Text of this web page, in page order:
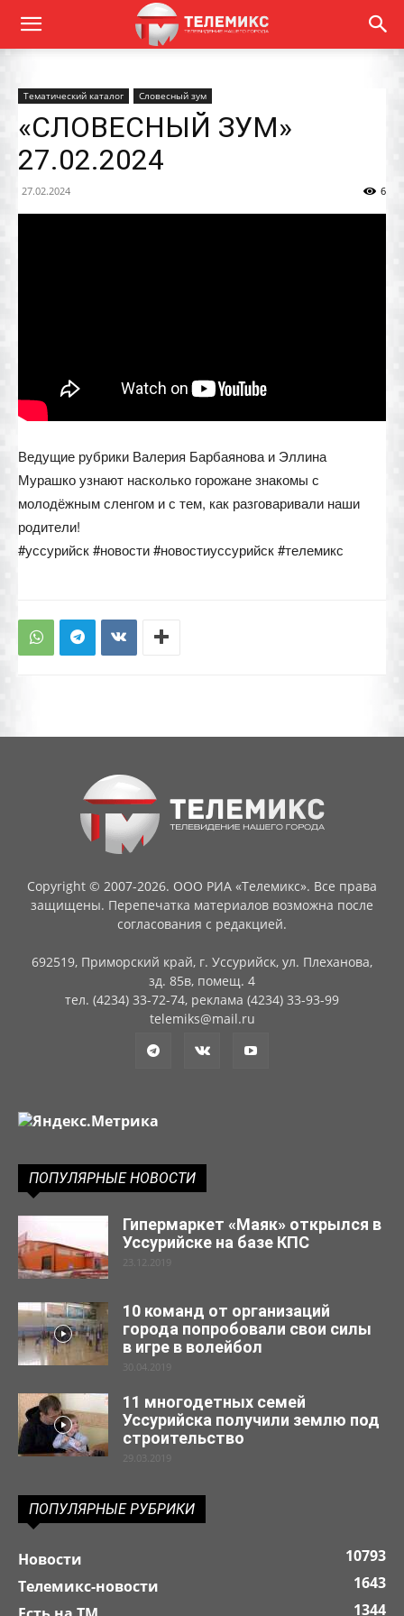
Тематический каталог Словесный зум
«СЛОВЕСНЫЙ ЗУМ»
27.02.2024
27.02.2024 6
Ведущие рубрики Валерия Барбаянова и Эллина
Мурашко узнают насколько горожане знакомы с
молодёжным сленгом и с тем, как разговаривали наши
родители!
#уссурийск #новости #новостиуссурийск #телемикс
Copyright © 2007-2026. ООО РИА «Телемикс». Все права
защищены. Перепечатка материалов возможна после
согласования с редакцией.
692519, Приморский край, г. Уссурийск, ул. Плеханова,
зд. 85в, помещ. 4
тел. (4234) 33-72-74, реклама (4234) 33-93-99
telemiks@mail.ru
ПОПУЛЯРНЫЕ НОВОСТИ
Гипермаркет «Маяк» открылся в
Уссурийске на базе КПС
23.12.2019
10 команд от организаций
города попробовали свои силы
в игре в волейбол
30.04.2019
11 многодетных семей
Уссурийска получили землю под
строительство
29.03.2019
ПОПУЛЯРНЫЕ РУБРИКИ
Новости
10793
Телемикс-новости
1643
1344